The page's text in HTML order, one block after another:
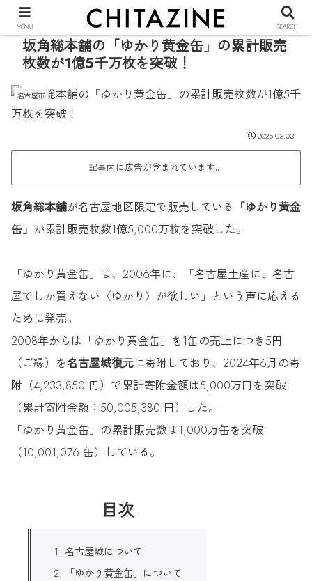
坂角総本舖の「ゆかり黄金缶」の累計販売
枚数が1億5千万枚を突破！
名古屋市
2025.03.03
記事内に広告が含まれています。
坂角総本舖が名古屋地区限定で販売している 「ゆかり黄金
缶」 が累計販売枚数1億5,000万枚を突破した。
「ゆかり黄金缶」は、2006年に、「名古屋土産に、名古
屋でしか買えない〈ゆかり〉が欲しい」という声に応える
ために発売。
2008年からは「ゆかり黄金缶」を1缶の売上につき5円
（ご縁）を名古屋城復元に寄附しており、2024年6月の寄
附（4,233,850 円）で累計寄附金額は5,000万円を突破
（累計寄附金額：50,005,380 円）した。
「ゆかり黄金缶」の累計販売数は1,000万缶を突破
（10,001,076 缶）している。
目次
名古屋城について
「ゆかり黄金缶」について
MENU SEARCH